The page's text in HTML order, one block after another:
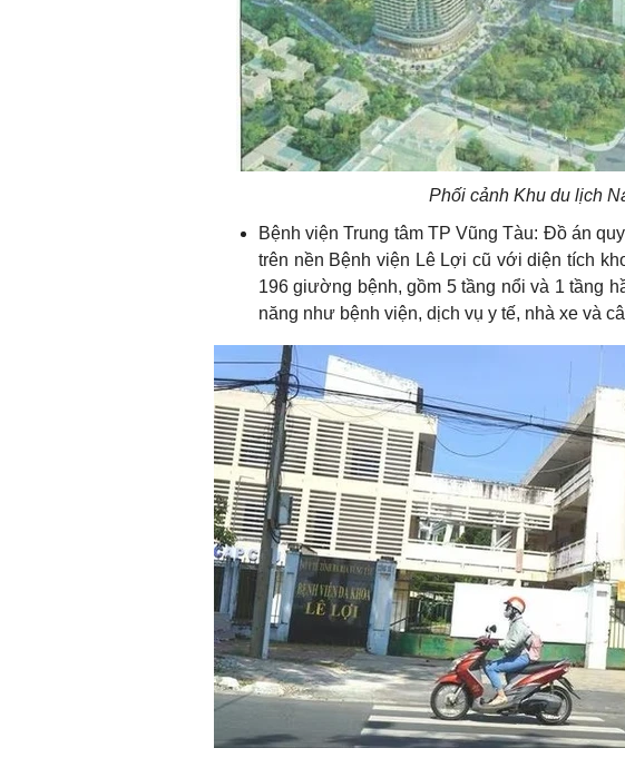
Phối cảnh Khu du lịch
Bệnh viện Trung tâm TP Vũng Tàu: Đồ án
trên nền Bệnh viện Lê Lợi cũ với diện tích
196 giường bệnh, gồm 5 tầng nổi và 1 tầng
năng như bệnh viện, dịch vụ y tế, nhà xe và